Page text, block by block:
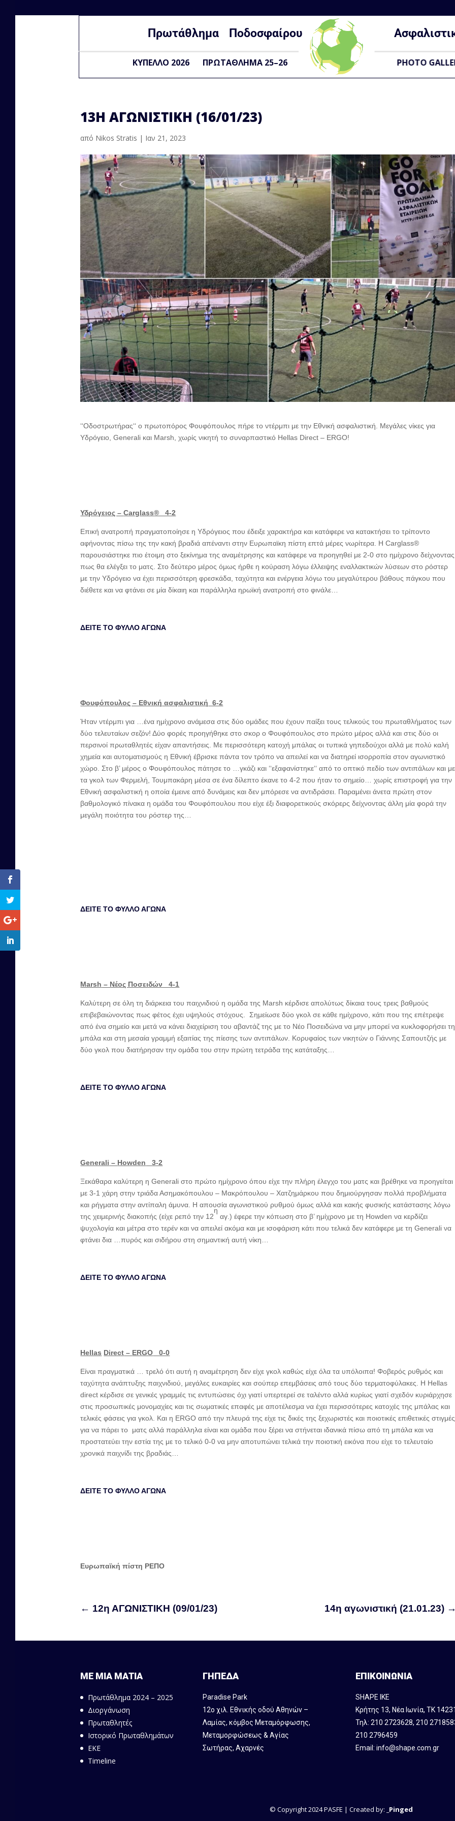
Πρωτάθλημα Ποδοσφαίρου
ΚΥΠΕΛΛΟ 2026 ΠΡΩΤΑΘΛΗΜΑ 25–26 PHOTO
13Η ΑΓΩΝΙΣΤΙΚΗ (16/01/23)
από Nikos Stratis | Ιαν 21, 2023
‘‘Οδοστρωτήρας‘‘ ο πρωτοπόρος Φουφόπουλος πήρε το ντέρμπι με την Εθνική ασφαλιστική. Μεγάλες νίκες για
Υδρόγειο, Generali και Marsh, χωρίς νικητή το συναρπαστικό Hellas Direct – ERGO!
Υδρόγειος –Carglass® 4-2
Επική ανατροπή πραγματοποίησε η Υδρόγειος που έδειξε χαρακτήρα και κατάφερε να κατακτήσει το τρίποντο
αφήνοντας πίσω της την κακή βραδιά απέναντι στην Ευρωπαϊκη πίστη επτά μέρες νωρίτερα. Η Carglass®
παρουσιάστηκε πιο έτοιμη στο ξεκίνημα της αναμέτρησης και κατάφερε να προηγηθεί με 2-0 στο ημίχρονο δείχνοντας
πως θα ελέγξει το ματς. Στο δεύτερο μέρος όμως ήρθε η κούραση λόγω έλλειψης εναλλακτικών λύσεων στο ρόστερ
με την Υδρόγειο να έχει περισσότερη φρεσκάδα, ταχύτητα και ενέργεια λόγω του μεγαλύτερου βάθους πάγκου που
διέθετε και να φτάνει σε μία δίκαιη και παράλληλα ηρωϊκή ανατροπή στο φινάλε…
ΔΕΙΤΕ ΤΟ ΦΥΛΛΟ ΑΓΩΝΑ
Φουφόπουλος – Εθνική ασφαλιστική 6-2
Ήταν ντέρμπι για …ένα ημίχρονο ανάμεσα στις δύο ομάδες που έχουν παίξει τους τελικούς του πρωταθλήματος των
δύο τελευταίων σεζόν! Δύο φορές προηγήθηκε στο σκορ ο Φουφόπουλος στο πρώτο μέρος αλλά και στις δύο οι
περσινοί πρωταθλητές είχαν απαντήσεις. Με περισσότερη κατοχή μπάλας οι τυπικά γηπεδούχοι αλλά με πολύ καλή
χημεία και αυτοματισμούς η Εθνική έβρισκε πάντα τον τρόπο να απειλεί και να διατηρεί ισορροπία στον αγωνιστικό
χώρο. Στο β’ μέρος ο Φουφόπουλος πάτησε το …γκάζι και ‘‘εξαφανίστηκε‘‘ από το οπτικό πεδίο των αντιπάλων και με
τα γκολ των Φερμελή, Τουμπακάρη μέσα σε ένα δίλεπτο έκανε το 4-2 που ήταν το σημείο… χωρίς επιστροφή για την
Εθνική ασφαλιστική η οποία έμεινε από δυνάμεις και δεν μπόρεσε να αντιδράσει. Παραμένει άνετα πρώτη στον
βαθμολογικό πίνακα η ομάδα του Φουφόπουλου που είχε έξι διαφορετικούς σκόρερς δείχνοντας άλλη μία φορά την
μεγάλη ποιότητα του ρόστερ της…
ΔΕΙΤΕ ΤΟ ΦΥΛΛΟ ΑΓΩΝΑ
Marsh – Νέος Ποσειδών 4-1
Καλύτερη σε όλη τη διάρκεια του παιχνιδιού η ομάδα της Marsh κέρδισε απολύτως δίκαια τους τρεις βαθμούς
επιβεβαιώνοντας πως φέτος έχει υψηλούς στόχους. Σημείωσε δύο γκολ σε κάθε ημίχρονο, κάτι που της επέτρεψε
από ένα σημείο και μετά να κάνει διαχείριση του αβαντάζ της με το Νέο Ποσειδώνα να μην μπορεί να κυκλοφορήσει τη
μπάλα και στη μεσαία γραμμή εξαιτίας της πίεσης των αντιπάλων. Κορυφαίος των νικητών ο Γιάννης Σαπουτζής με
δύο γκολ που διατήρησαν την ομάδα του στην πρώτη τετράδα της κατάταξης…
ΔΕΙΤΕ ΤΟ ΦΥΛΛΟ ΑΓΩΝΑ
Generali – Howden 3-2
Ξεκάθαρα καλύτερη η Generali στο πρώτο ημίχρονο όπου είχε την πλήρη έλεγχο του ματς και βρέθηκε να προηγείται
με 3-1 χάρη στην τριάδα Ασημακόπουλου – Μακρόπουλου – Χατζημάρκου που δημιούργησαν πολλά προβλήματα
και ρήγματα στην αντίπαλη άμυνα. Η απουσία αγωνιστικού ρυθμού όμως αλλά και κακής φυσικής κατάστασης λόγω
της χειμερινής διακοπής (είχε ρεπό την 12
η
αγ.) έφερε την κόπωση στο β’ ημίχρονο με τη Howden να κερδίζει
ψυχολογία και μέτρα στο τερέν και να απειλεί ακόμα και με ισοφάριση κάτι που τελικά δεν κατάφερε με τη Generali να
φτάνει δια …πυρός και σιδήρου στη σημαντική αυτή νίκη…
ΔΕΙΤΕ ΤΟ ΦΥΛΛΟ ΑΓΩΝΑ
Hellas Direct – ERGO 0-0
Είναι πραγματικά … τρελό ότι αυτή η αναμέτρηση δεν είχε γκολ καθώς είχε όλα τα υπόλοιπα! Φοβερός ρυθμός και
ταχύτητα ανάπτυξης παιχνιδιού, μεγάλες ευκαιρίες και σούπερ επεμβάσεις από τους δύο τερματοφύλακες. Η Hellas
direct κέρδισε σε γενικές γραμμές τις εντυπώσεις όχι γιατί υπερτερεί σε ταλέντο αλλά κυρίως γιατί σχεδόν κυριάρχησε
στις προσωπικές μονομαχίες και τις σωματικές επαφές με αποτέλεσμα να έχει περισσότερες κατοχές της μπάλας και
τελικές φάσεις για γκολ. Και η ERGO από την πλευρά της είχε τις δικές της ξεχωριστές και ποιοτικές επιθετικές στιγμές
για να πάρει το ματς αλλά παράλληλα είναι και ομάδα που ξέρει να στήνεται ιδανικά πίσω από τη μπάλα και να
προστατεύει την εστία της με το τελικό 0-0 να μην αποτυπώνει τελικά την ποιοτική εικόνα που είχε το τελευταίο
χρονικά παιχνίδι της βραδιάς…
ΔΕΙΤΕ ΤΟ ΦΥΛΛΟ ΑΓΩΝΑ
Ευρωπαϊκή πίστη ΡΕΠΟ
← 12η ΑΓΩΝΙΣΤΙΚΗ (09/01/23) 14η αγωνιστική (21.01.23)
ΜΕ ΜΙΑ ΜΑΤΙΑ
Πρωτάθλημα 2024 – 2025
Διοργάνωση
Πρωταθλητές
Ιστορικό Πρωταθλημάτων
ΕΚΕ
Timeline
ΓΗΠΕΔΑ
Paradise Park
12ο χιλ. Εθνικής οδού Αθηνών –
Λαμίας, κόμβος Mεταμόρφωσης,
Μεταμορφώσεως & Αγίας
Σωτήρας, Αχαρνές
ΕΠΙΚΟΙΝΩΝΙΑ
SHAPE IKE
Κρήτης 13, Νέα Ιωνία, ΤΚ
Τηλ:210 2723628,210
210 2796459
Email:info@shape.com.gr
© Copyright 2024 PASFE | Created by: _Pinged